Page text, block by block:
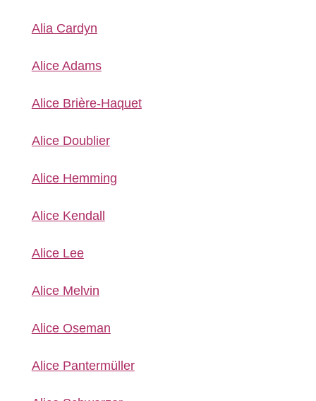
Alia Cardyn
Alice Adams
Alice Brière-Haquet
Alice Doublier
Alice Hemming
Alice Kendall
Alice Lee
Alice Melvin
Alice Oseman
Alice Pantermüller